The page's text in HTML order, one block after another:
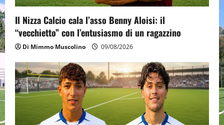
o
n
Il Nizza Calcio cala l’asso Benny Aloisi: il
“vecchietto” con l’entusiasmo di un ragazzino
Di Mimmo Muscolino 09/08/2026